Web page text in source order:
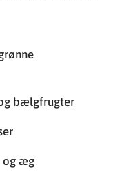
bælgfrugter
og æg